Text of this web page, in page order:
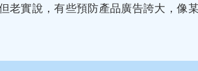
老實說，有些預防產品廣告誇大，像